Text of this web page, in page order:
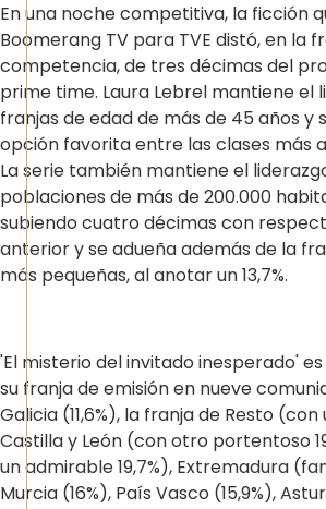
En una noche competitiva, la ficción
Boomerang TV para TVE distó, en la
competencia, de tres décimas del
prime time. Laura Lebrel mantiene el
franjas de edad de más de 45 años y
opción favorita entre las clases más
La serie también mantiene el
poblaciones de más de 200.000
subiendo cuatro décimas con
anterior y se adueña además de la
más pequeñas, al anotar un 13,7%.
'El misterio del invitado inesperado'
su franja de emisión en nueve
Galicia (11,6%), la franja de Resto (con
Castilla y León (con otro portentoso
un admirable 19,7%), Extremadura
Murcia (16%), País Vasco (15,9%),